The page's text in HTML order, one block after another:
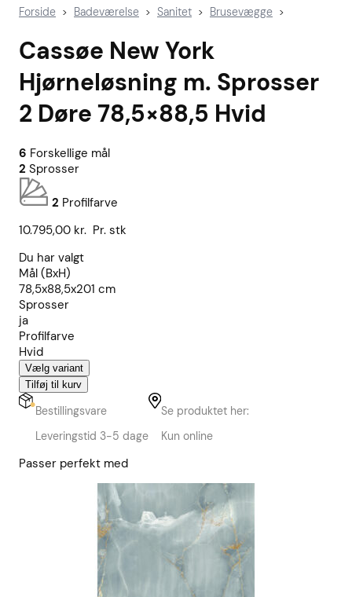
Forside > Badeværelse > Sanitet > Brusevægge >
Cassøe New York
Hjørneløsning m. Sprosser
2 Døre 78,5×88,5 Hvid
6 Forskellige mål
2 Sprosser
2 Profilfarve
10.795,00 kr. Pr. stk
Du har valgt
Mål (BxH)
78,5x88,5x201 cm
Sprosser
ja
Profilfarve
Hvid
Vælg variant
Tilføj til kurv
Bestillingsvare
Leveringstid 3-5 dage
Se produktet her:
Kun online
Passer perfekt med